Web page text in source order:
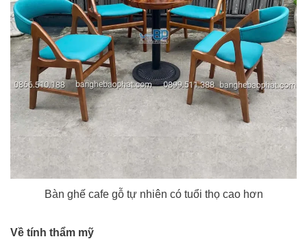
Bàn ghế cafe gỗ tự nhiên có tuổi thọ cao hơn
Về tính thẩm mỹ